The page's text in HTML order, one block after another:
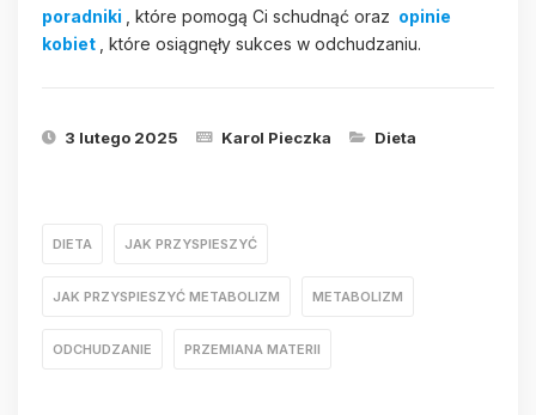
poradniki
, które pomogą Ci schudnąć oraz opinie
kobiet
, które osiągnęły sukces w odchudzaniu.
3 lutego 2025 Karol Pieczka Dieta
DIETA JAK PRZYSPIESZYĆ
JAK PRZYSPIESZYĆ METABOLIZM METABOLIZM
ODCHUDZANIE PRZEMIANA MATERII